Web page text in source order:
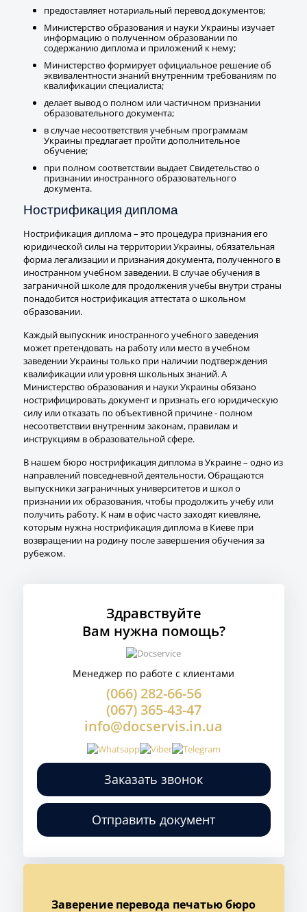
предоставляет нотариальный перевод документов;
Министерство образования и науки Украины изучает
информацию о полученном образовании по
содержанию диплома и приложений к нему;
Министерство формирует официальное решение об
эквивалентности знаний внутренним требованиям по
квалификации специалиста;
делает вывод о полном или частичном признании
образовательного документа;
в случае несоответствия учебным программам
Украины предлагает пройти дополнительное
обучение;
при полном соответствии выдает Свидетельство о
признании иностранного образовательного
документа.
Нострификация диплома
Нострификация диплома – это процедура признания его
юридической силы на территории Украины, обязательная
форма легализации и признания документа, полученного в
иностранном учебном заведении. В случае обучения в
заграничной школе для продолжения учебы внутри страны
понадобится нострификация аттестата о школьном
образовании.
Каждый выпускник иностранного учебного заведения
может претендовать на работу или место в учебном
заведении Украины только при наличии подтверждения
квалификации или уровня школьных знаний. А
Министерство образования и науки Украины обязано
нострифицировать документ и признать его юридическую
силу или отказать по объективной причине - полном
несоответствии внутренним законам, правилам и
инструкциям в образовательной сфере.
В нашем бюро нострификация диплома в Украине – одно из
направлений повседневной деятельности. Обращаются
выпускники заграничных университетов и школ о
признании их образования, чтобы продолжить учебу или
получить работу. К нам в офис часто заходят киевляне,
которым нужна нострификация диплома в Киеве при
возвращении на родину после завершения обучения за
рубежом.
Здравствуйте
Вам нужна помощь?
Менеджер по работе с клиентами
(066) 282-66-56
(067) 365-43-47
info@docservis.in.ua
Заказать звонок
Отправить документ
Заверение перевода печатью бюро